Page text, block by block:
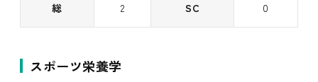
総 2 SC 0
スポーツ栄養学